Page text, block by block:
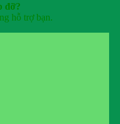
đỡ?
hỗ trợ bạn.